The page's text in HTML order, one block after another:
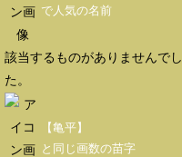
で人気の名前
該当するものがありませんでし
た。
【亀平】
と同じ画数の苗字